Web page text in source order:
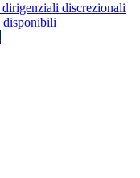
discrezionali
disponibili